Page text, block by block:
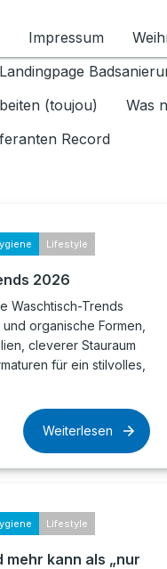
für
Impressum
Landingpage
(toujou) Was
Record
Lifestyle
2026
Waschtisch-Trends
organische Formen,
cleverer Stauraum
für ein stilvolles,
Weiterlesen
Lifestyle
mehr kann als „nur